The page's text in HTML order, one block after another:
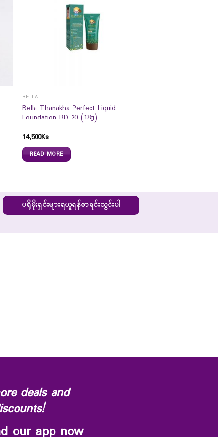
BELLA
Bella Thanakha Perfect Liquid
Foundation BD 20 (18g)
14,500Ks
READ MORE
ပရိုမိုးရှင်းများရယူရန်စာရင်းသွင်းပါ
deals and
our app now